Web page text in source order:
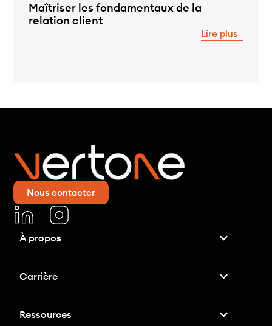
Maîtriser les fondamentaux de la
relation client
Lire plus
Nous contacter
À propos
Carrière
Ressources